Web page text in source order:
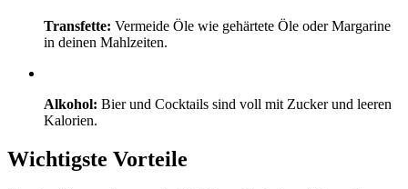
Transfette: Vermeide Öle wie gehärtete Öle oder Margarine
in deinen Mahlzeiten.
Alkohol: Bier und Cocktails sind voll mit Zucker und leeren
Kalorien.
Wichtigste Vorteile